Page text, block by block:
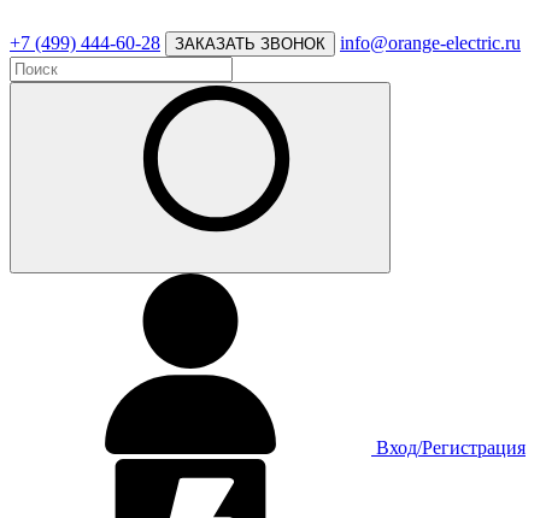
+7 (499) 444-60-28 ЗАКАЗАТЬ ЗВОНОК info@orange-electric.ru
Вход/Регистрация